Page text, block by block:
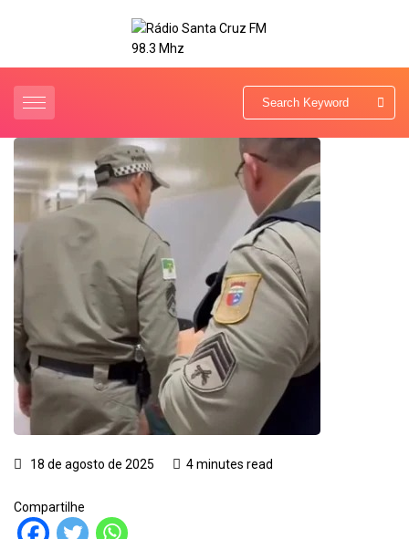
18 de agosto de 2025 4 minutes read
Compartilhe